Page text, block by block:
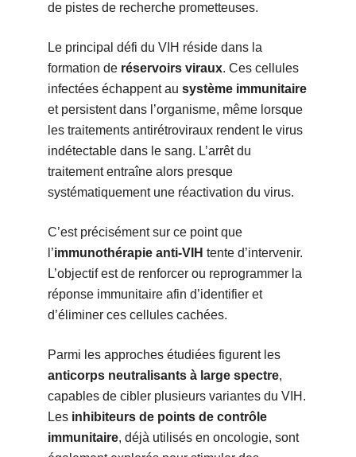
de pistes de recherche prometteuses.
Le principal défi du VIH réside dans la
formation de réservoirs viraux. Ces cellules
infectées échappent au système immunitaire
et persistent dans l’organisme, même lorsque
les traitements antirétroviraux rendent le virus
indétectable dans le sang. L’arrêt du
traitement entraîne alors presque
systématiquement une réactivation du virus.
C’est précisément sur ce point que
l’immunothérapie anti-VIH tente d’intervenir.
L’objectif est de renforcer ou reprogrammer la
réponse immunitaire afin d’identifier et
d’éliminer ces cellules cachées.
Parmi les approches étudiées figurent les
anticorps neutralisants à large spectre,
capables de cibler plusieurs variantes du VIH.
Les inhibiteurs de points de contrôle
immunitaire, déjà utilisés en oncologie, sont